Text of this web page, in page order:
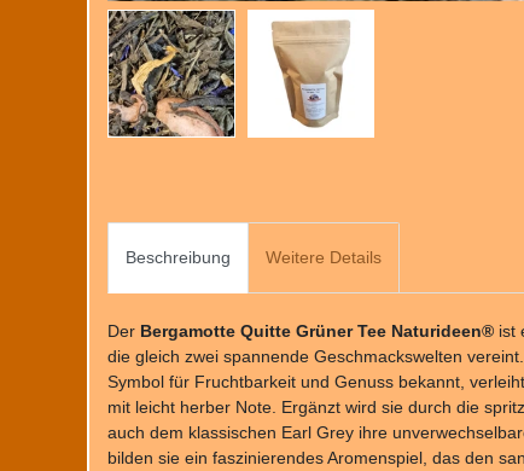
Beschreibung Weitere Details
Der Bergamotte Quitte Grüner Tee Naturideen® ist
die gleich zwei spannende Geschmackswelten
Symbol für Fruchtbarkeit und Genuss bekannt,
mit leicht herber Note. Ergänzt wird sie durch die
auch dem klassischen Earl Grey ihre
bilden sie ein faszinierendes Aromenspiel, das den